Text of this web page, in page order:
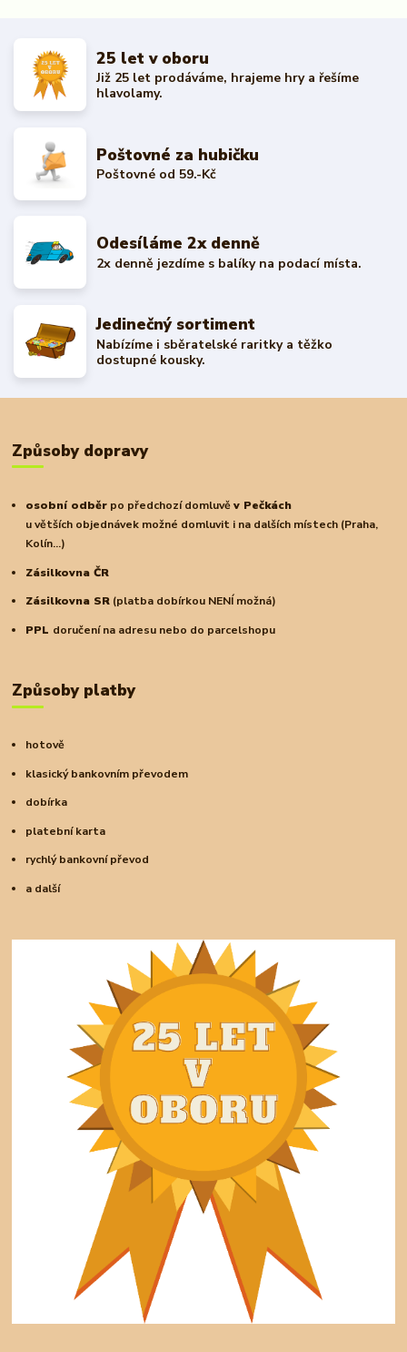
25 let v oboru
Již 25 let prodáváme, hrajeme hry a řešíme
hlavolamy.
Poštovné za hubičku
Poštovné od 59.-Kč
Odesíláme 2x denně
2x denně jezdíme s balíky na podací místa.
Jedinečný sortiment
Nabízíme i sběratelské raritky a těžko
dostupné kousky.
Způsoby dopravy
osobní odběr po předchozí domluvěv Pečkách
u větších objednávek možné domluvit i na dalších místech (Praha,
Kolín...)
Zásilkovna ČR
Zásilkovna SR (platba dobírkou NENÍ možná)
PPL doručení na adresu nebo do parcelshopu
Způsoby platby
hotově
klasický bankovním převodem
dobírka
platební karta
rychlý bankovní převod
a další